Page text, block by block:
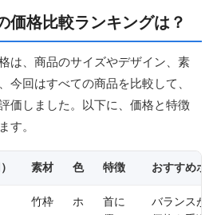
価格比較ランキングは？
は、商品のサイズやデザイン、素
今回はすべての商品を比較して、
価しました。以下に、価格と特徴
す。
素材 色 特徴 おすすめポ
竹枠
ホ
首に
バランスが